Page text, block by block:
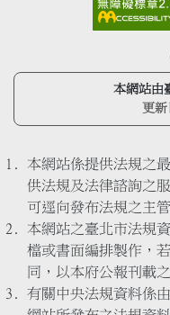
本網站由
更新
本網站係提供法規之
供法規及法律諮詢之
可逕向發布法規之主
本網站之臺北市法規
檔或書面編排製作，
同，以本府公報刊載
有關中央法規資料係